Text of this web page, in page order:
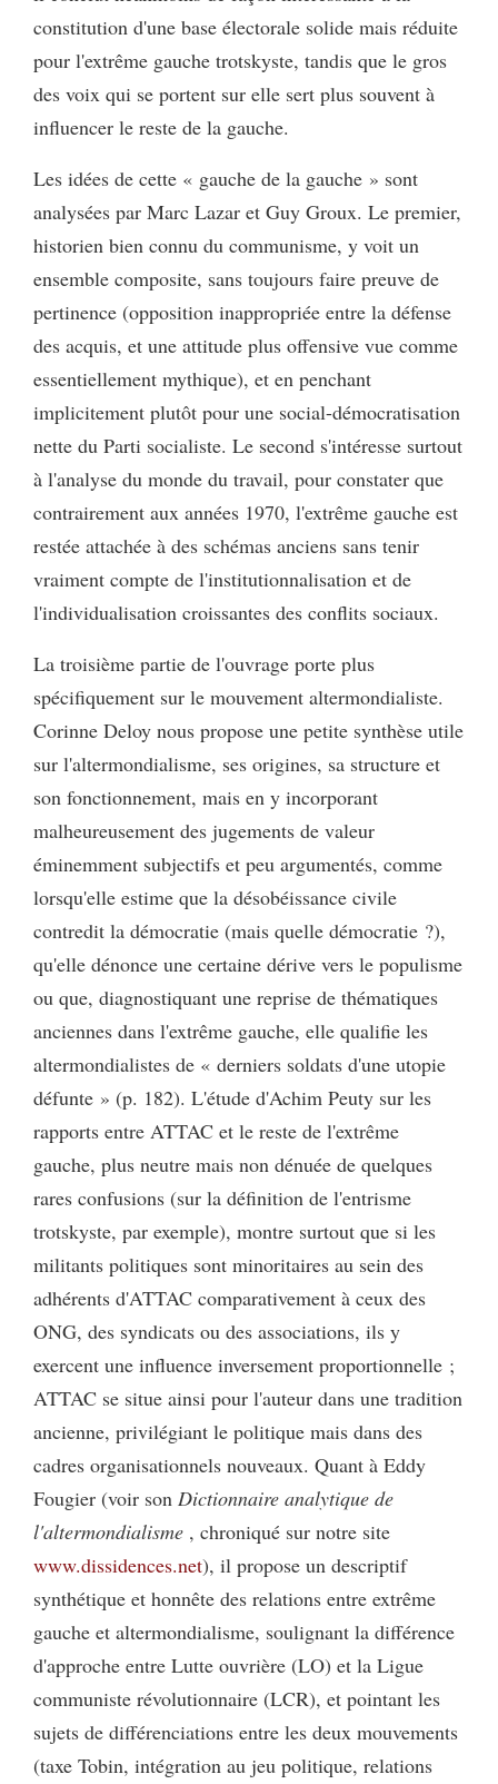
constitution d'une base électorale solide mais réduite
pour l'extrême gauche trotskyste, tandis que le gros
des voix qui se portent sur elle sert plus souvent à
influencer le reste de la gauche.
Les idées de cette « gauche de la gauche » sont
analysées par Marc Lazar et Guy Groux. Le premier,
historien bien connu du communisme, y voit un
ensemble composite, sans toujours faire preuve de
pertinence (opposition inappropriée entre la défense
des acquis, et une attitude plus offensive vue comme
essentiellement mythique), et en penchant
implicitement plutôt pour une social-démocratisation
nette du Parti socialiste. Le second s'intéresse surtout
à l'analyse du monde du travail, pour constater que
contrairement aux années 1970, l'extrême gauche est
restée attachée à des schémas anciens sans tenir
vraiment compte de l'institutionnalisation et de
l'individualisation croissantes des conflits sociaux.
La troisième partie de l'ouvrage porte plus
spécifiquement sur le mouvement altermondialiste.
Corinne Deloy nous propose une petite synthèse utile
sur l'altermondialisme, ses origines, sa structure et
son fonctionnement, mais en y incorporant
malheureusement des jugements de valeur
éminemment subjectifs et peu argumentés, comme
lorsqu'elle estime que la désobéissance civile
contredit la démocratie (mais quelle démocratie ?),
qu'elle dénonce une certaine dérive vers le populisme
ou que, diagnostiquant une reprise de thématiques
anciennes dans l'extrême gauche, elle qualifie les
altermondialistes de « derniers soldats d'une utopie
défunte » (p. 182). L'étude d'Achim Peuty sur les
rapports entre ATTAC et le reste de l'extrême
gauche, plus neutre mais non dénuée de quelques
rares confusions (sur la définition de l'entrisme
trotskyste, par exemple), montre surtout que si les
militants politiques sont minoritaires au sein des
adhérents d'ATTAC comparativement à ceux des
ONG, des syndicats ou des associations, ils y
exercent une influence inversement proportionnelle ;
ATTAC se situe ainsi pour l'auteur dans une tradition
ancienne, privilégiant le politique mais dans des
cadres organisationnels nouveaux. Quant à Eddy
Fougier (voir son Dictionnaire analytique de
l'altermondialisme , chroniqué sur notre site
www.dissidences.net), il propose un descriptif
synthétique et honnête des relations entre extrême
gauche et altermondialisme, soulignant la différence
d'approche entre Lutte ouvrière (LO) et la Ligue
communiste révolutionnaire (LCR), et pointant les
sujets de différenciations entre les deux mouvements
(taxe Tobin, intégration au jeu politique, relations